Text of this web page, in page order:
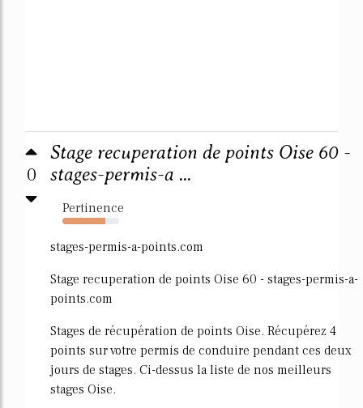
0
Stage recuperation de points Oise 60 -
stages-permis-a ...
Pertinence
75%
stages-permis-a-points.com
Stage recuperation de points Oise 60 - stages-permis-a-
points.com
Stages de récupération de points Oise. Récupérez 4
points sur votre permis de conduire pendant ces deux
jours de stages. Ci-dessus la liste de nos meilleurs
stages Oise.